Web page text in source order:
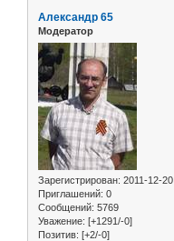
Александр 65
Модератор
Зарегистрирован: 2011-12-20
Приглашений: 0
Сообщений: 5769
Уважение: [+1291/-0]
Позитив: [+2/-0]